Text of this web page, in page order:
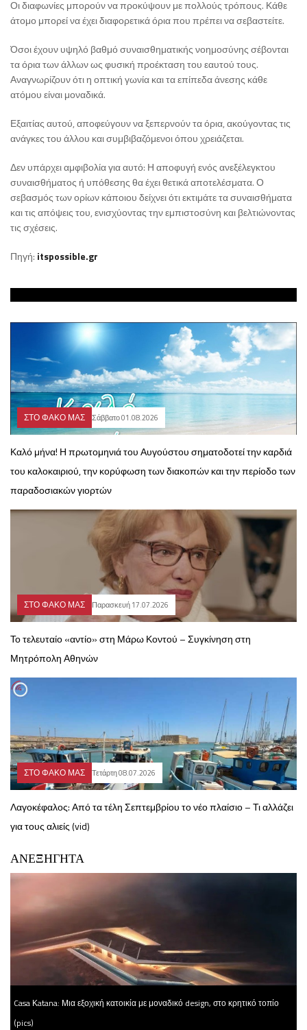
Οι διαφωνίες μπορούν να προκύψουν με πολλούς τρόπους. Κάθε
άτομο μπορεί να έχει διαφορετικά όρια που πρέπει να σεβαστείτε.
Όσοι έχουν υψηλό βαθμό συναισθηματικής νοημοσύνης σέβονται
τα όρια των άλλων ως φυσική προέκταση του εαυτού τους.
Αναγνωρίζουν ότι η οπτική γωνία και τα επίπεδα άνεσης κάθε
ατόμου είναι μοναδικά.
Εξαιτίας αυτού, αποφεύγουν να ξεπερνούν τα όρια, ακούγοντας τις
ανάγκες του άλλου και συμβιβαζόμενοι όπου χρειάζεται.
Δεν υπάρχει αμφιβολία για αυτό: Η αποφυγή ενός ανεξέλεγκτου
συναισθήματος ή υπόθεσης θα έχει θετικά αποτελέσματα. Ο
σεβασμός των ορίων κάποιου δείχνει ότι εκτιμάτε τα συναισθήματα
και τις απόψεις του, ενισχύοντας την εμπιστοσύνη και βελτιώνοντας
τις σχέσεις.
Πηγή: itspossible.gr
ΣΤΟ ΦΑΚΟ ΜΑΣ Σάββατο 01.08.2026
Καλό μήνα! Η πρωτομηνιά του Αυγούστου σηματοδοτεί την καρδιά
του καλοκαιριού, την κορύφωση των διακοπών και την περίοδο των
παραδοσιακών γιορτών
ΣΤΟ ΦΑΚΟ ΜΑΣ Παρασκευή 17.07.2026
Το τελευταίο «αντίο» στη Μάρω Κοντού – Συγκίνηση στη
Μητρόπολη Αθηνών
ΣΤΟ ΦΑΚΟ ΜΑΣ Τετάρτη 08.07.2026
Λαγοκέφαλος: Από τα τέλη Σεπτεμβρίου το νέο πλαίσιο – Τι αλλάζει
για τους αλιείς (vid)
ΑΝΕΞΗΓΗΤΑ
Casa Κatana: Μια εξοχική κατοικία με μοναδικό design, στο κρητικό τοπίο
(pics)